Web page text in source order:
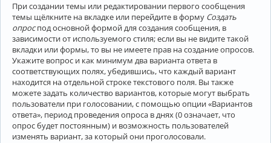
При создании темы или редактировании первого сообщения
темы щёлкните на вкладке или перейдите в форму Создать
опроспод основной формой для создания сообщения, в
зависимости от используемого стиля; если вы не видите такой
вкладки или формы, то вы не имеете прав на создание опросов.
Укажите вопрос и как минимум два варианта ответа в
соответствующих полях, убедившись, что каждый вариант
находится на отдельной строке текстового поля. Вы также
можете задать количество вариантов, которые могут выбрать
пользователи при голосовании, с помощью опции «Вариантов
ответа», период проведения опроса в днях (0 означает, что
опрос будет постоянным) и возможность пользователей
изменять вариант, за который они проголосовали.